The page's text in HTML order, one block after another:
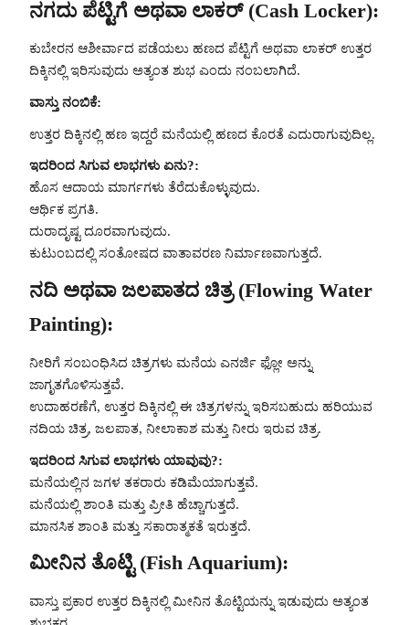
ನಗದು ಪೆಟ್ಟಿಗೆ ಅಥವಾ ಲಾಕರ್ (Cash Locker):
ಕುಬೇರನ ಆಶೀರ್ವಾದ ಪಡೆಯಲು ಹಣದ ಪೆಟ್ಟಿಗೆ ಅಥವಾ ಲಾಕರ್ ಉತ್ತರ
ದಿಕ್ಕಿನಲ್ಲಿ ಇರಿಸುವುದು ಅತ್ಯಂತ ಶುಭ ಎಂದು ನಂಬಲಾಗಿದೆ.
ವಾಸ್ತು ನಂಬಿಕೆ:
ಉತ್ತರ ದಿಕ್ಕಿನಲ್ಲಿ ಹಣ ಇದ್ದರೆ ಮನೆಯಲ್ಲಿ ಹಣದ ಕೊರತೆ ಎದುರಾಗುವುದಿಲ್ಲ.
ಇದರಿಂದ ಸಿಗುವ ಲಾಭಗಳು ಏನು?:
ಹೊಸ ಆದಾಯ ಮಾರ್ಗಗಳು ತೆರೆದುಕೊಳ್ಳುವುದು.
ಆರ್ಥಿಕ ಪ್ರಗತಿ.
ದುರಾದೃಷ್ಟ ದೂರವಾಗುವುದು.
ಕುಟುಂಬದಲ್ಲಿ ಸಂತೋಷದ ವಾತಾವರಣ ನಿರ್ಮಾಣವಾಗುತ್ತದೆ.
ನದಿ ಅಥವಾ ಜಲಪಾತದ ಚಿತ್ರ (Flowing Water
Painting):
ನೀರಿಗೆ ಸಂಬಂಧಿಸಿದ ಚಿತ್ರಗಳು ಮನೆಯ ಎನರ್ಜಿ ಫ್ಲೋ ಅನ್ನು
ಜಾಗೃತಗೊಳಿಸುತ್ತವೆ.
ಉದಾಹರಣೆಗೆ, ಉತ್ತರ ದಿಕ್ಕಿನಲ್ಲಿ ಈ ಚಿತ್ರಗಳನ್ನು ಇರಿಸಬಹುದು ಹರಿಯುವ
ನದಿಯ ಚಿತ್ರ, ಜಲಪಾತ, ನೀಲಾಕಾಶ ಮತ್ತು ನೀರು ಇರುವ ಚಿತ್ರ.
ಇದರಿಂದ ಸಿಗುವ ಲಾಭಗಳು ಯಾವುವು?:
ಮನೆಯಲ್ಲಿನ ಜಗಳ ತಕರಾರು ಕಡಿಮೆಯಾಗುತ್ತವೆ.
ಮನೆಯಲ್ಲಿ ಶಾಂತಿ ಮತ್ತು ಪ್ರೀತಿ ಹೆಚ್ಚಾಗುತ್ತದೆ.
ಮಾನಸಿಕ ಶಾಂತಿ ಮತ್ತು ಸಕಾರಾತ್ಮಕತೆ ಇರುತ್ತದೆ.
ಮೀನಿನ ತೊಟ್ಟಿ (Fish Aquarium):
ವಾಸ್ತು ಪ್ರಕಾರ ಉತ್ತರ ದಿಕ್ಕಿನಲ್ಲಿ ಮೀನಿನ ತೊಟ್ಟಿಯನ್ನು ಇಡುವುದು ಅತ್ಯಂತ